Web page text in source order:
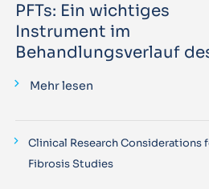
PFTs: Ein wichtiges
Instrument im
Behandlungsverlauf
Mehr lesen
Clinical Research Considerations
Fibrosis Studies